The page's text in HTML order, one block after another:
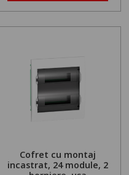
Cofret cu montaj
incastrat, 24 module, 2